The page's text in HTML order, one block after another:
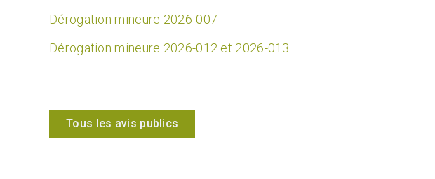
Dérogation mineure 2026-007
Dérogation mineure 2026-012 et 2026-013
Tous les avis publics